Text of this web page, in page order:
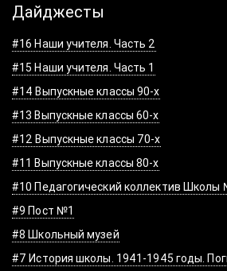
Дайджесты
#16 Наши учителя. Часть 2
#15 Наши учителя. Часть 1
#14 Выпускные классы 90-х
#13 Выпускные классы 60-х
#12 Выпускные классы 70-х
#11 Выпускные классы 80-х
#10 Педагогический коллектив Школы
#9 Пост №1
#8 Школьный музей
#7 История школы. 1941-1945 годы.